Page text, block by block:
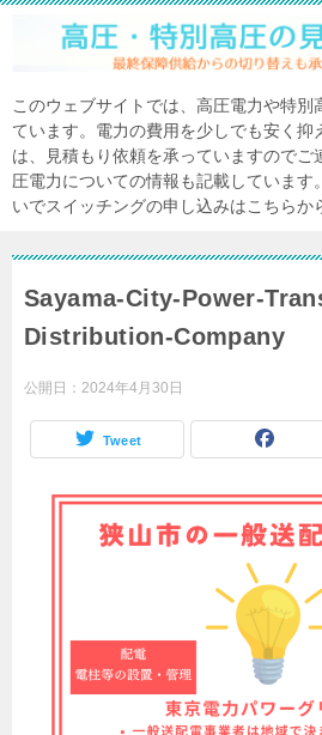
このウェブサイトでは、高圧電力や特別
ています。電力の費用を少しでも安く抑
は、見積もり依頼を承っていますのでご
圧電力についての情報も記載しています
いでスイッチングの申し込みはこちらか
Sayama-City-Power-
Distribution-Company
公開日： 2024年4月30日
Tweet